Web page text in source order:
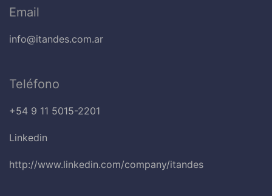
Email
info@itandes.com.ar
Teléfono
+54 9 11 5015-2201
Linkedin
http://www.linkedin.com/company/itandes